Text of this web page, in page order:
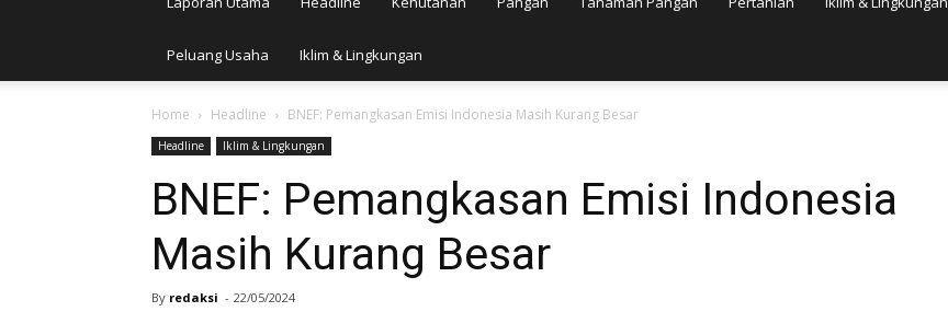
Peluang Usaha Iklim & Lingkungan
Home Headline BNEF: Pemangkasan Emisi Indonesia Masih Kurang Besar
Headline Iklim & Lingkungan
BNEF: Pemangkasan Emisi Indonesia
Masih Kurang Besar
By redaksi - 22/05/2024